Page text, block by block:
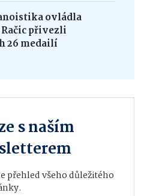
ovládla
přivezli
26 medailí
s naším
přehled všeho důležitého